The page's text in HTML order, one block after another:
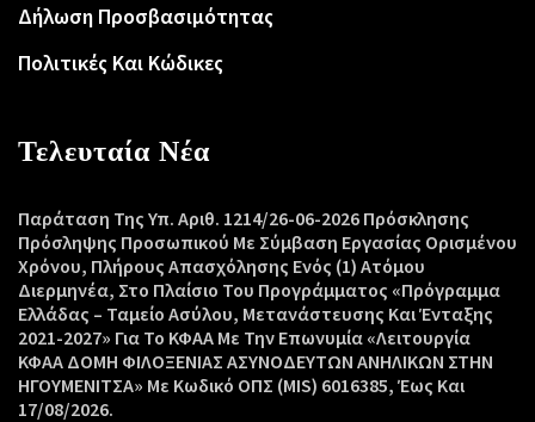
Δήλωση Προσβασιμότητας
Πολιτικές Και Κώδικες
Τελευταία Νέα
Παράταση Της Υπ. Αριθ. 1214/26-06-2026 Πρόσκλησης
Πρόσληψης Προσωπικού Με Σύμβαση Εργασίας Ορισμένου
Χρόνου, Πλήρους Απασχόλησης Ενός (1) Ατόμου
Διερμηνέα, Στο Πλαίσιο Του Προγράμματος «Πρόγραμμα
Ελλάδας – Ταμείο Ασύλου, Μετανάστευσης Και Ένταξης
2021-2027» Για Το ΚΦΑΑ Με Την Επωνυμία «Λειτουργία
ΚΦΑΑ ΔΟΜΗ ΦΙΛΟΞΕΝΙΑΣ ΑΣΥΝΟΔΕΥΤΩΝ ΑΝΗΛΙΚΩΝ ΣΤΗΝ
ΗΓΟΥΜΕΝΙΤΣΑ» Με Κωδικό ΟΠΣ (MIS) 6016385, Έως Και
17/08/2026.